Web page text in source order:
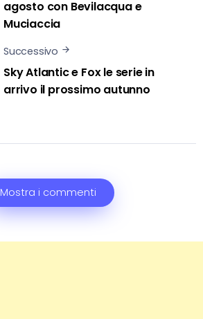
agosto con Bevilacqua e
Muciaccia
Successivo
Sky Atlantic e Fox le serie in
arrivo il prossimo autunno
Mostra i commenti